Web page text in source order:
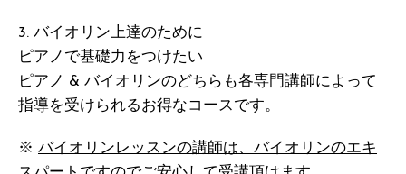
3. バイオリン上達のために
ピアノで基礎力をつけたい
ピアノ & バイオリンのどちらも各専門講師によって
指導を受けられるお得なコースです。
※ バイオリンレッスンの講師は、バイオリンのエキ